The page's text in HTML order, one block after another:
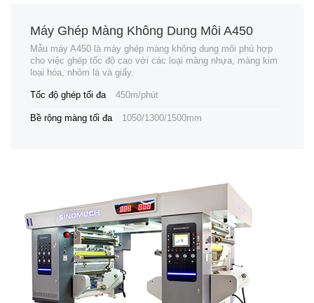
Máy Ghép Màng Không Dung Môi A450
Mẫu máy A450 là máy ghép màng không dung môi phù hợp
cho việc ghép tốc độ cao với các loại màng nhựa, màng kim
loại hóa, nhôm lá và giấy.
Tốc độ ghép tối đa 450m/phút
Bề rộng màng tối đa 1050/1300/1500mm